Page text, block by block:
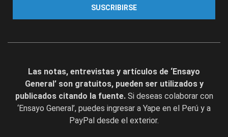
SUSCRIBIRSE
Las notas, entrevistas y artículos de ‘Ensayo
General’ son gratuitos, pueden ser utilizados y
publicados citando la fuente. Si deseas colaborar con
‘Ensayo General’, puedes ingresar a Yape en el Perú y a
PayPal desde el exterior.